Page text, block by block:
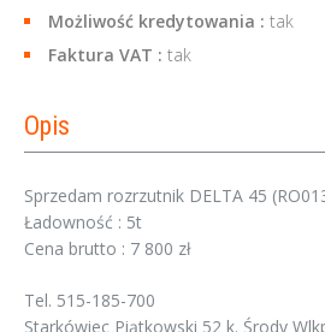
Możliwość kredytowania : tak
Faktura VAT : tak
Opis
Sprzedam rozrzutnik DELTA 45
Ładowność : 5t
Cena brutto : 7 800 zł
Tel. 515-185-700
Starkówiec Piątkowski 52 k. Środy